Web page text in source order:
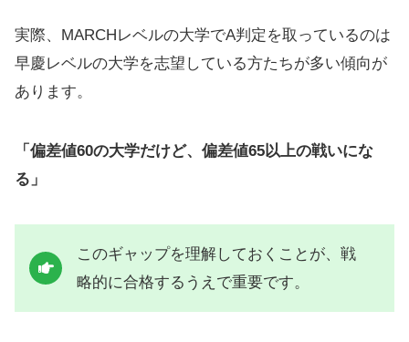
実際、MARCHレベルの大学でA判定を取っているのは
早慶レベルの大学を志望している方たちが多い傾向が
あります。
「偏差値60の大学だけど、偏差値65以上の戦いにな
る」
このギャップを理解しておくことが、戦
略的に合格するうえで重要です。